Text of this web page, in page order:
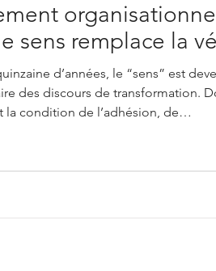
sens remplace la
d’années, le “sens” est
des discours de transformation.
la condition de l’adhésion, de
des narratifs stratégiques
du changement. Mais quid